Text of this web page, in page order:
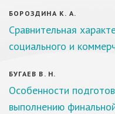
БОРОЗДИНА К. А.
Сравнительная
социального и
БУГАЕВ В. Н.
Особенности
выполнению